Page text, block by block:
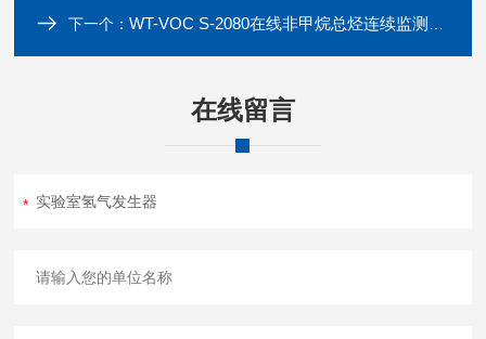
下一个：WT-VOC S-2080在线非甲烷总烃连续监测系统
在线留言